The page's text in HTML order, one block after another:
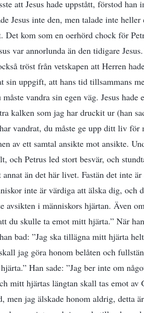
att Jesus hade uppstått, förstod han
Jesus inte den, men talade inte
kom som en oerhörd chock för
var annorlunda än den tidigare
tröst från vetskapen att Herren
sin uppgift, att hans tid tillsammans
vandra sin egen väg. Jesus
kalken som jag har druckit ur (han
vandrat, du måste ge upp ditt liv
av ett samtal ansikte mot ansikte.
och Petrus led stort besvär, och
annat än det här livet. Fastän det inte
inte är värdiga att älska dig, och
avsikten i människors hjärtan. Även
du skulle ta emot mitt hjärta.” När
bad: ”Jag ska tillägna mitt hjärta
jag göra honom belåten och
Han sade: ”Jag ber inte om
mitt hjärtas längtan skall tas emot av
men jag älskade honom aldrig, detta